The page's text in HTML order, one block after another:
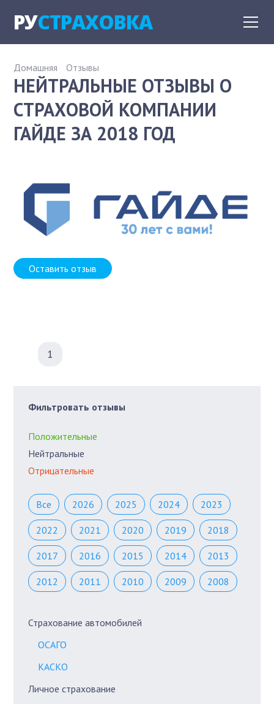
РУСТРАХОВКА
Домашняя Отзывы
НЕЙТРАЛЬНЫЕ ОТЗЫВЫ О
СТРАХОВОЙ КОМПАНИИ
ГАЙДЕ ЗА 2018 ГОД
Оставить отзыв
1
Фильтровать отзывы
Положительные
Нейтральные
Отрицательные
Все 2026 2025 2024 2023
2022 2021 2020 2019 2018
2017 2016 2015 2014 2013
2012 2011 2010 2009 2008
Страхование автомобилей
ОСАГО
КАСКО
Личное страхование